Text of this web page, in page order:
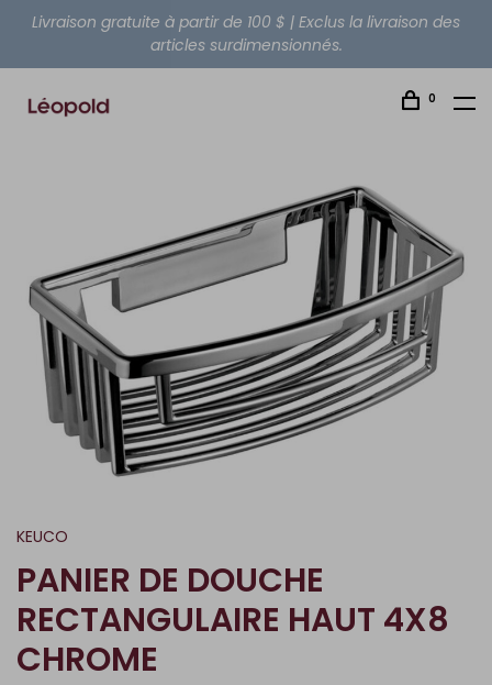
Livraison gratuite à partir de 100 $ | Exclus la livraison des
articles surdimensionnés.
0
KEUCO
PANIER DE DOUCHE
RECTANGULAIRE HAUT 4X8
CHROME